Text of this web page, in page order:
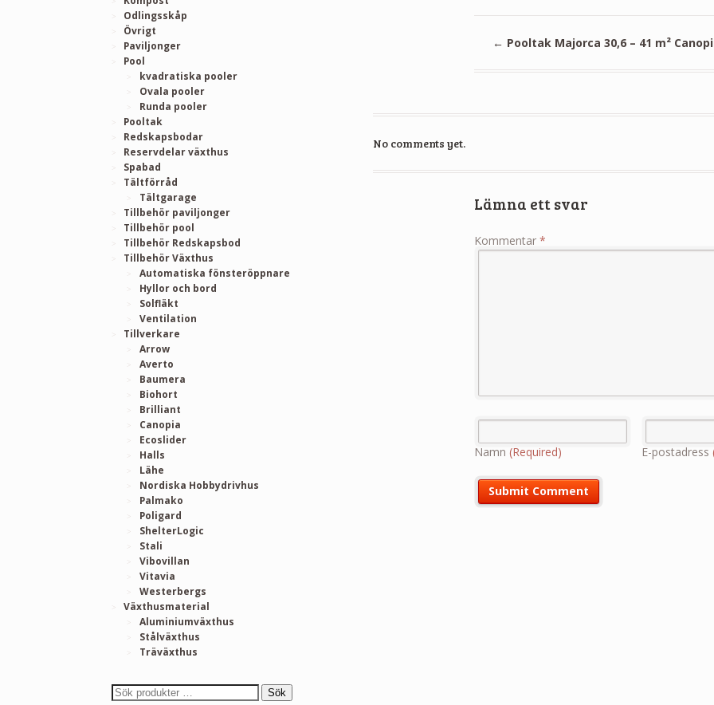
← Pooltak Majorca 30,6 – 41 m²
No comments yet.
Lämna ett svar
Kommentar*
Namn(Required) E-postadress
Odlingsskåp
Övrigt
Paviljonger
Pool
kvadratiska pooler
Ovala pooler
Runda pooler
Pooltak
Redskapsbodar
Reservdelar växthus
Spabad
Tältförråd
Tältgarage
Tillbehör paviljonger
Tillbehör pool
Tillbehör Redskapsbod
Tillbehör Växthus
Automatiska fönsteröppnare
Hyllor och bord
Solfläkt
Ventilation
Tillverkare
Arrow
Averto
Baumera
Biohort
Brilliant
Canopia
Ecoslider
Halls
Lähe
Nordiska Hobbydrivhus
Palmako
Poligard
ShelterLogic
Stali
Vibovillan
Vitavia
Westerbergs
Växthusmaterial
Aluminiumväxthus
Stålväxthus
Träväxthus
Sök